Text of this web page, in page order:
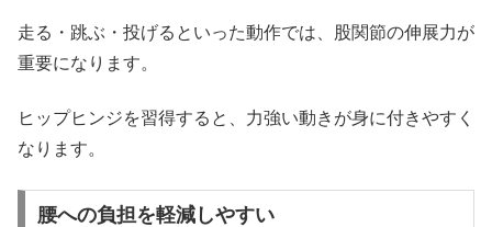
走る・跳ぶ・投げるといった動作では、股関節の伸展力が
重要になります。
ヒップヒンジを習得すると、力強い動きが身に付きやすく
なります。
腰への負担を軽減しやすい